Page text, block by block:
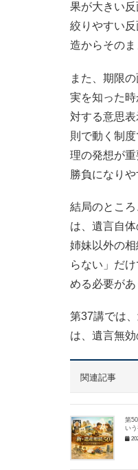
果が大きい
絞りやすい
造からそのま
また、期限
実を知った
対する意思
則で動く制
理の発想が
勝負になりや
結局のとこ
は、遺言自
姉妹以外の
らない」だけ
める必要があ
第37講では、
は、遺言無
関連記事
第
いう